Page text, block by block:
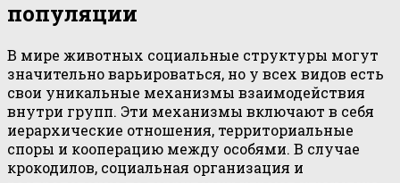
популяции
В мире животных социальные структуры могут
значительно варьироваться, но у всех видов есть
свои уникальные механизмы взаимодействия
внутри групп. Эти механизмы включают в себя
иерархические отношения, территориальные
споры и кооперацию между особями. В случае
крокодилов, социальная организация и